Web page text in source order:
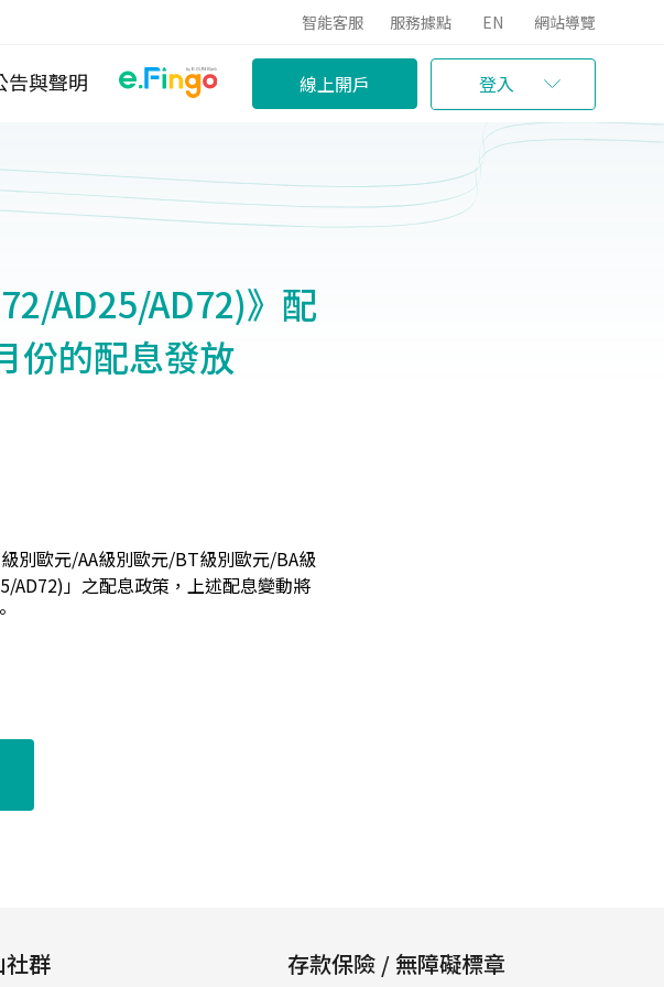
智能客服 服務據點 EN 網站導覽
告與聲明 線上開戶 登入
AD25/AD72)》配
份的配息發放
別歐元/AA級別歐元/BT級別歐元/BA級
AD72)」之配息政策，上述配息變動將
社群 存款保險 / 無障礙標章